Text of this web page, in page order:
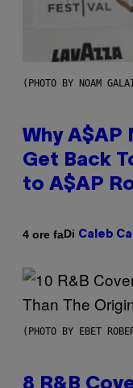
(PHOTO BY NOAM
Why A$AP
Get Back
to A$AP
4 ore faDi Caleb
(PHOTO BY EBET